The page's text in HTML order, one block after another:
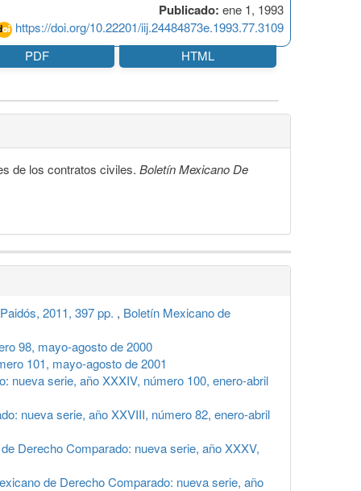
Publicado: ene 1, 1993
https://doi.org/10.22201/iij.24484873e.1993.77.3109
PDF HTML
de los contratos civiles. Boletín Mexicano De
2011, 397 pp. , Boletín Mexicano de
98, mayo-agosto de 2000
101, mayo-agosto de 2001
nueva serie, año XXXIV, número 100, enero-abril
nueva serie, año XXVIII, número 82, enero-abril
Derecho Comparado: nueva serie, año XXXV,
de Derecho Comparado: nueva serie, año